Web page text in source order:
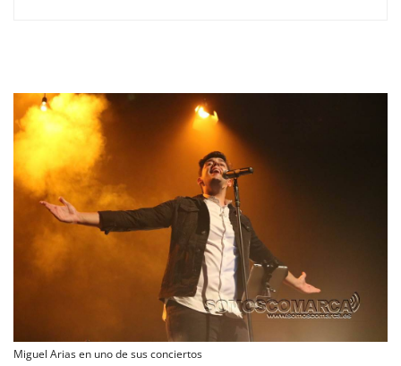
Miguel Arias en uno de sus conciertos